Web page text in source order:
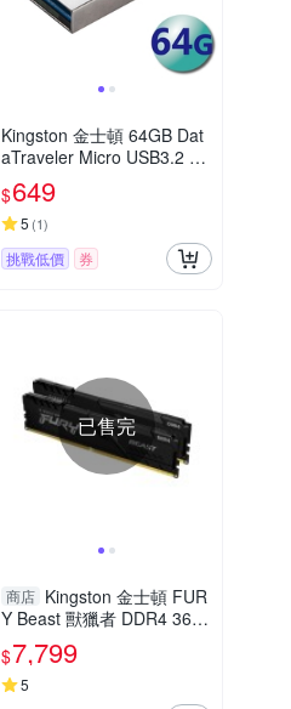
Kingston 金士頓 64GB Dat
aTraveler Micro USB3.2 隨
身碟 DTMC3G2/64GB
$649
5 (1)
挑戰低價 券
已售完
商店 Kingston 金士頓 FUR
Y Beast 獸獵者 DDR4 3600
64G(32Gx2) 桌上型超頻記
憶體 KF436C18BBK2/64
$7,799
5